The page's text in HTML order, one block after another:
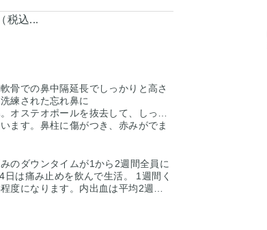
税込...
骨での鼻中隔延長でしっかりと高さ
練された忘れ鼻に
オステオポールを抜去して、しっか
を押し込んで沈んでおり、軟骨が少
軟骨を用いて鼻中隔延長を行い、し
した。
ます。鼻柱に傷がつき、赤みがでま
いますが、ここからよりスッキリ
す。
すが、3ヶ月〜半年ほどで色は抜け
のダウンタイムが1から2週間全員に
は痛み止めを飲んで生活。 1週間く
度になります。内出血は平均2週間